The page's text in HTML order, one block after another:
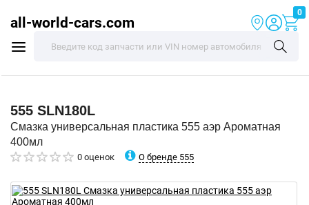
all-world-cars.com
0
555 SLN180L
Смазка универсальная пластика 555 аэр Ароматная
400мл
0 оценок О бренде 555